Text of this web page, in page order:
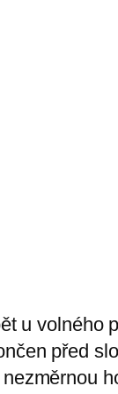
u
před